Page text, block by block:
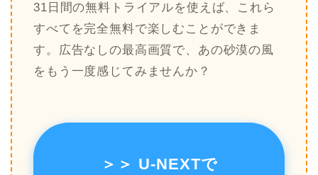
31日間の無料トライアルを使えば、これら
すべてを完全無料で楽しむことができま
す。広告なしの最高画質で、あの砂漠の風
をもう一度感じてみませんか？
＞＞ U-NEXTで